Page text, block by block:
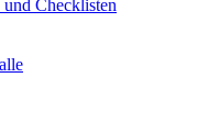
Checklisten